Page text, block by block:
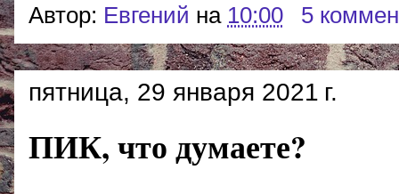
Автор: Евгений на 10:00 5
пятница, 29 января 2021 г.
ПИК, что думаете?